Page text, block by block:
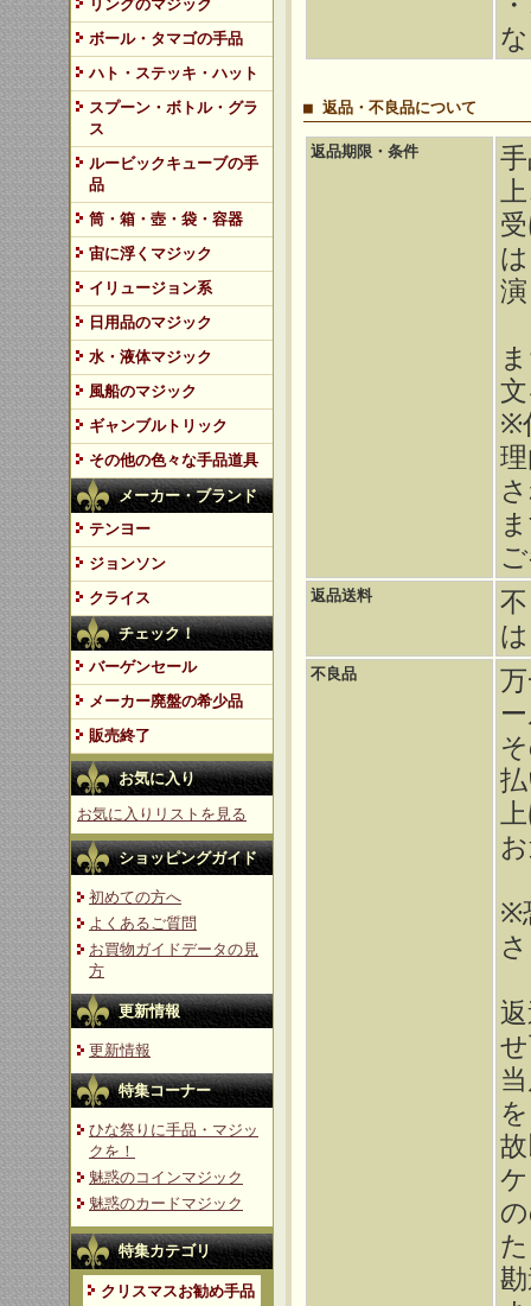
リングのマジック
ボール・タマゴの手品
ハト・ステッキ・ハット
スプーン・ボトル・グラ
ス
ルービックキューブの手
品
筒・箱・壺・袋・容器
宙に浮くマジック
イリュージョン系
日用品のマジック
水・液体マジック
風船のマジック
ギャンブルトリック
その他の色々な手品道具
メーカー・ブランド
テンヨー
ジョンソン
クライス
チェック！
バーゲンセール
メーカー廃盤の希少品
販売終了
お気に入り
お気に入りリストを見る
ショッピングガイド
初めての方へ
よくあるご質問
お買物ガイドデータの見
方
更新情報
更新情報
特集コーナー
ひな祭りに手品・マジッ
クを！
魅惑のコインマジック
魅惑のカードマジック
特集カテゴリ
クリスマスお勧め手品
■ 返品・不良品について
返品期限・条件
※
返品送料
不良品
※